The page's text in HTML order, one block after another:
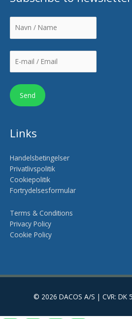
Links
Handelsbetingelser
Privatlivspolitik
Cookiepolitik
Fortrydelsesformular
Terms & Conditions
Privacy Policy
Cookie Policy
© 2026 DACOS A/S | CVR: DK